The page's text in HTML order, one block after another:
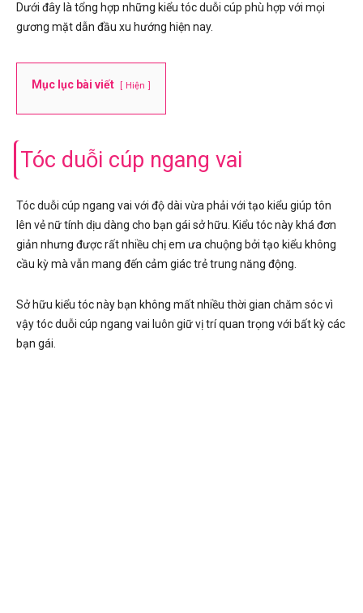
Dưới đây là tổng hợp những kiểu tóc duỗi cúp phù hợp với mọi
gương mặt dẫn đầu xu hướng hiện nay.
Mục lục bài viết Hiện
Tóc duỗi cúp ngang vai
Tóc duỗi cúp ngang vai với độ dài vừa phải với tạo kiểu giúp tôn
lên vẻ nữ tính dịu dàng cho bạn gái sở hữu. Kiểu tóc này khá đơn
giản nhưng được rất nhiều chị em ưa chuộng bởi tạo kiểu không
cầu kỳ mà vẫn mang đến cảm giác trẻ trung năng động.
Sở hữu kiểu tóc này bạn không mất nhiều thời gian chăm sóc vì
vậy tóc duỗi cúp ngang vai luôn giữ vị trí quan trọng với bất kỳ các
bạn gái.